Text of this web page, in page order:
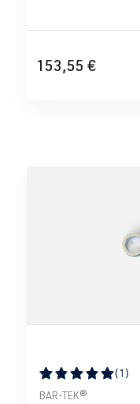
153,55 €
Durchschnittliche
(1)
BAR-TEK®